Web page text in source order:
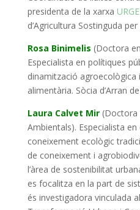
presidenta de la xarxa
d’Agricultura Sostinguda
Rosa Binimelis (Doctora
Especialista en polítiques
dinamització agroecològica
alimentària. Sòcia d’Arran
Laura Calvet Mir (Doctora
Ambientals). Especialista
coneixement ecològic
de coneixement i
l’àrea de sostenibilitat
es focalitza en la part de
és investigadora vinculada